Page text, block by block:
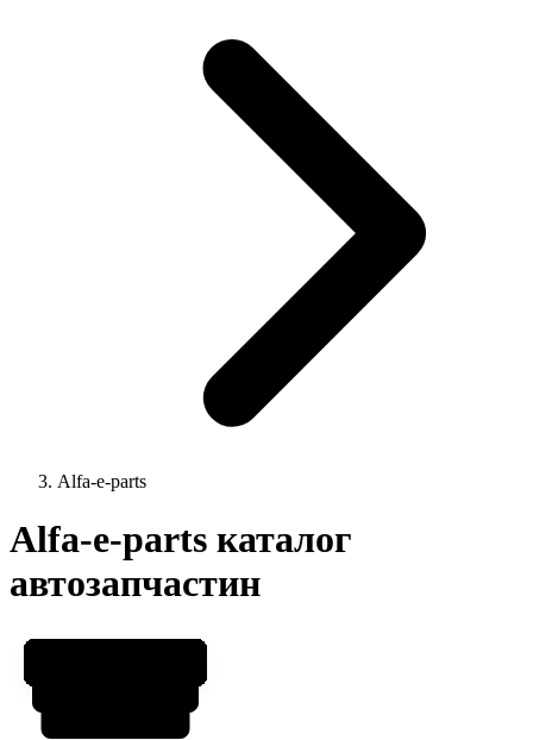
Alfa-e-parts
Alfa-e-parts каталог
автозапчастин